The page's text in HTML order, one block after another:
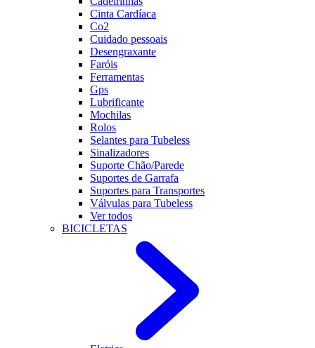
Cinta Cardíaca
Co2
Cuidado pessoais
Desengraxante
Faróis
Ferramentas
Gps
Lubrificante
Mochilas
Rolos
Selantes para Tubeless
Sinalizadores
Suporte Chão/Parede
Suportes de Garrafa
Suportes para Transportes
Válvulas para Tubeless
Ver todos
BICICLETAS